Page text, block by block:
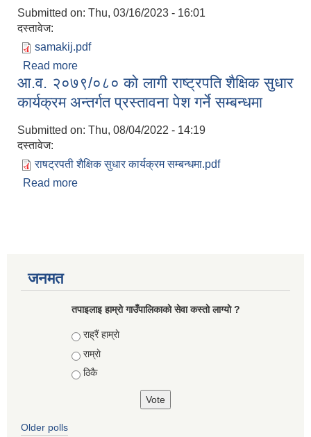
Submitted on: Thu, 03/16/2023 - 16:01
दस्तावेज:
samakij.pdf
Read more
आ‍‍.व. २०७९/०८० काे लागी राष्ट्रपति शैक्षिक सुधार
कार्यक्रम अन्तर्गत प्रस्तावना पेश गर्ने सम्बन्धमा
Submitted on: Thu, 08/04/2022 - 14:19
दस्तावेज:
राषट्रपती शैक्षिक सुधार कार्यक्रम सम्बन्धमा.pdf
Read more
जनमत
तपाइलाइ हाम्राे गाउँपालिकाकाे सेवा कस्ताे लाग्याे ?
Choices
राह्रैं हाम्राे
राम्राे
ठिकै
Older polls